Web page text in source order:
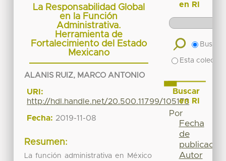
La Responsabilidad Global
en la Función
Administrativa.
Herramienta de
Fortalecimiento del Estado
Mexicano
ALANIS RUIZ, MARCO ANTONIO
URI:
http://hdl.handle.net/20.500.11799/105173
Fecha: 2019-11-08
Resumen:
La función administrativa en México
en RI
Buscar
Esta
Buscar
en RI
Por
Fecha
de
publicación
Autor